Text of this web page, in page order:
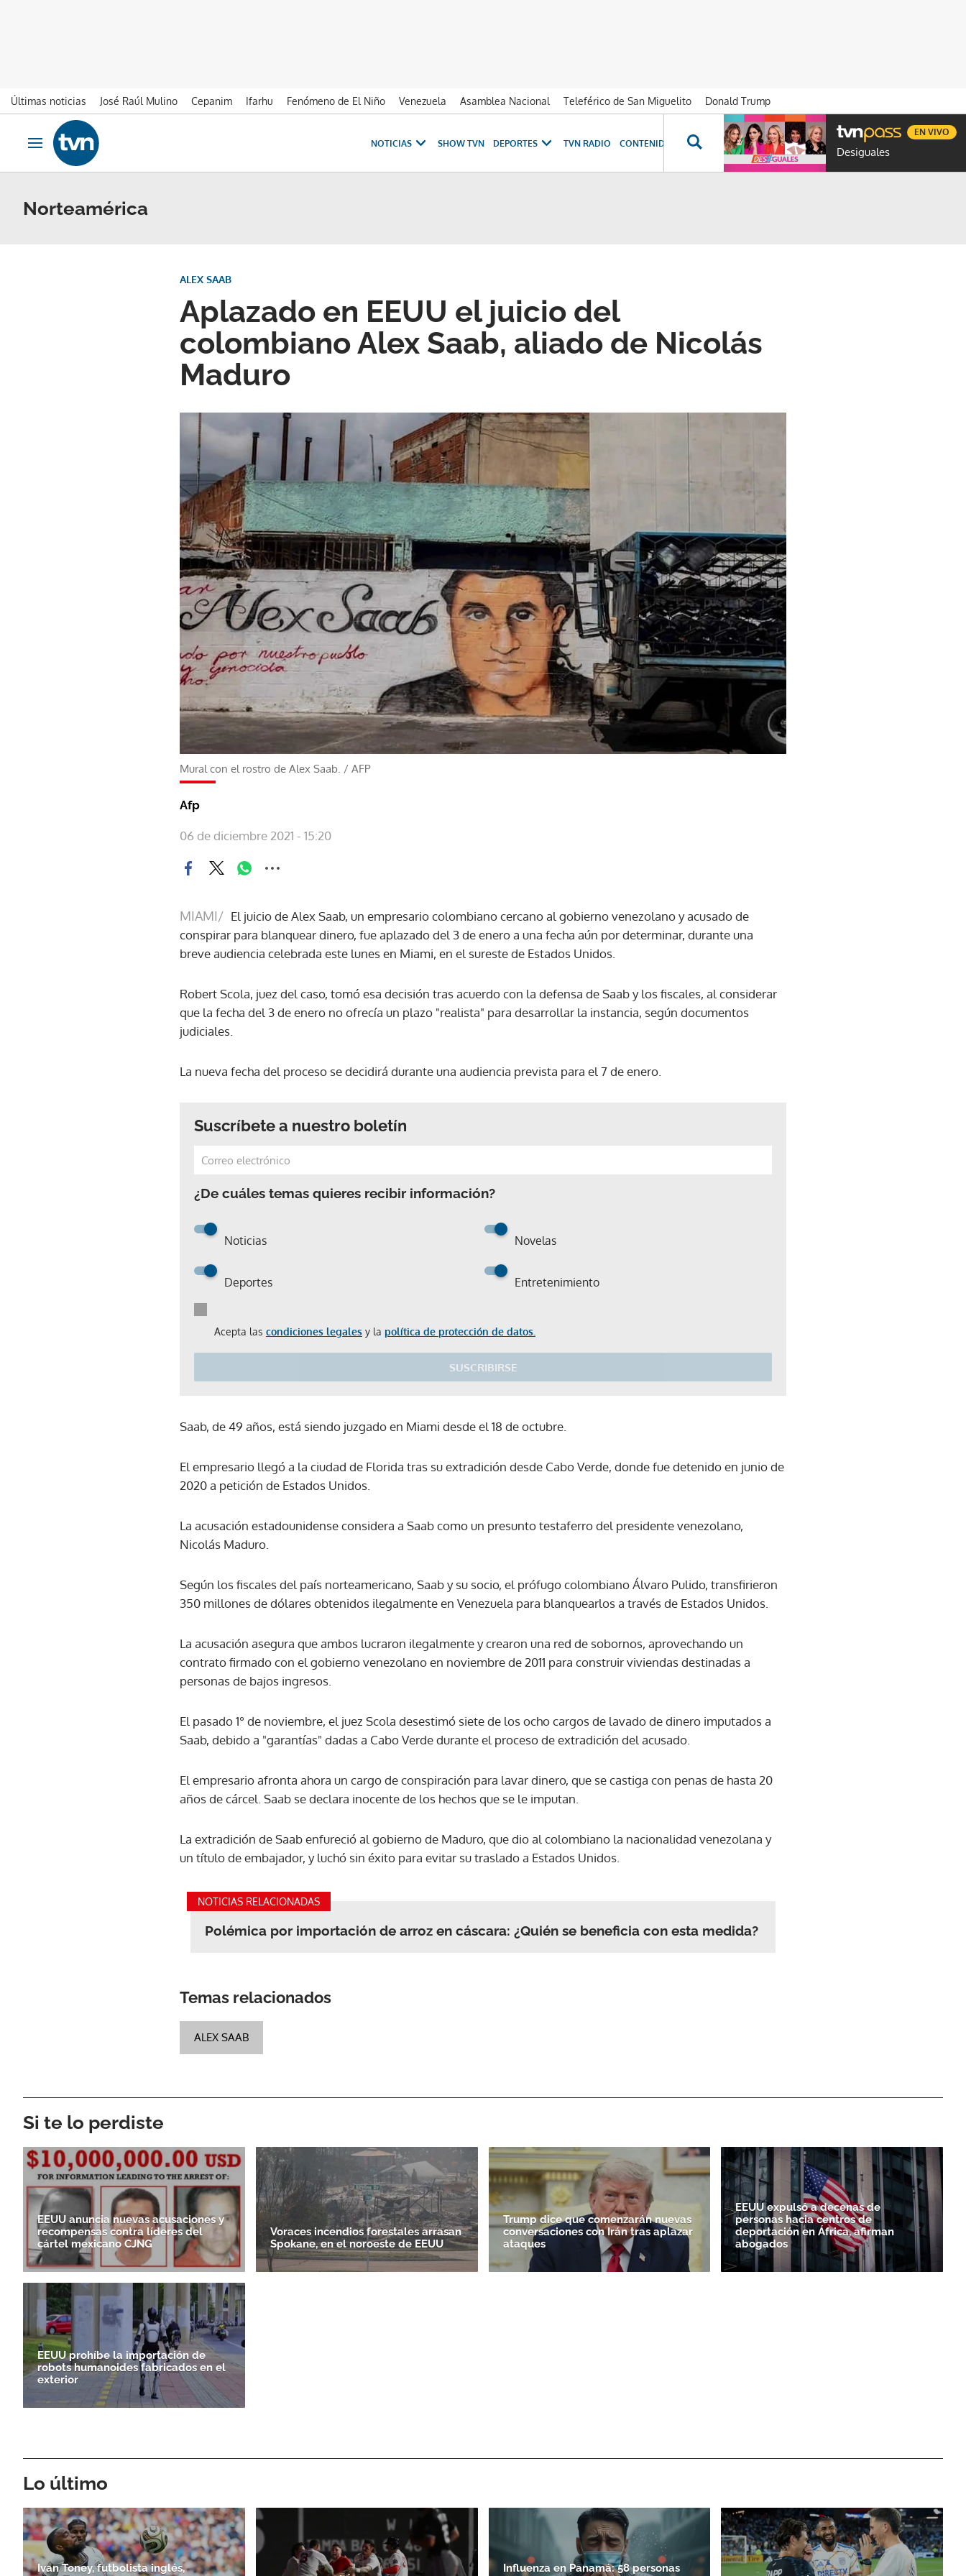
Últimas noticias José Raúl Mulino Cepanim Ifarhu Fenómeno de El Niño Venezuela Asamblea Nacional Teleférico de San Miguelito
Donald Trump
Ir al contenido
Obrir navegació
NOTICIAS SHOW TVN DEPORTES TVN RADIO CONTENIDOS ESPECIALES NOVELAS PROGRAMAS GENTE TVN
Desiguales
EN VIVO
Norteamérica
Aplazado en EEUU el juicio del
colombiano Alex Saab, aliado de Nicolás
Maduro
ALEX SAAB
Mural con el rostro de Alex Saab. / AFP
Afp
06 de diciembre 2021 - 15:20
MIAMI/ El juicio de Alex Saab, un empresario colombiano cercano al gobierno venezolano y acusado de
conspirar para blanquear dinero, fue aplazado del 3 de enero a una fecha aún por determinar, durante una
breve audiencia celebrada este lunes en Miami, en el sureste de Estados Unidos.
Robert Scola, juez del caso, tomó esa decisión tras acuerdo con la defensa de Saab y los fiscales, al considerar
que la fecha del 3 de enero no ofrecía un plazo "realista" para desarrollar la instancia, según documentos
judiciales.
La nueva fecha del proceso se decidirá durante una audiencia prevista para el 7 de enero.
Suscríbete a nuestro boletín
¿De cuáles temas quieres recibir información?
Noticias Novelas
Deportes Entretenimiento
Acepta las condiciones legales y la política de protección de datos.
SUSCRIBIRSE
Gracias por suscribirte a nuestro boletín.
ACEPTAR
Saab, de 49 años, está siendo juzgado en Miami desde el 18 de octubre.
El empresario llegó a la ciudad de Florida tras su extradición desde Cabo Verde, donde fue detenido en junio de
2020 a petición de Estados Unidos.
La acusación estadounidense considera a Saab como un presunto testaferro del presidente venezolano,
Nicolás Maduro.
Según los fiscales del país norteamericano, Saab y su socio, el prófugo colombiano Álvaro Pulido, transfirieron
350 millones de dólares obtenidos ilegalmente en Venezuela para blanquearlos a través de Estados Unidos.
La acusación asegura que ambos lucraron ilegalmente y crearon una red de sobornos, aprovechando un
contrato firmado con el gobierno venezolano en noviembre de 2011 para construir viviendas destinadas a
personas de bajos ingresos.
El pasado 1° de noviembre, el juez Scola desestimó siete de los ocho cargos de lavado de dinero imputados a
Saab, debido a "garantías" dadas a Cabo Verde durante el proceso de extradición del acusado.
El empresario afronta ahora un cargo de conspiración para lavar dinero, que se castiga con penas de hasta 20
años de cárcel. Saab se declara inocente de los hechos que se le imputan.
La extradición de Saab enfureció al gobierno de Maduro, que dio al colombiano la nacionalidad venezolana y
un título de embajador, y luchó sin éxito para evitar su traslado a Estados Unidos.
NOTICIAS RELACIONADAS
Polémica por importación de arroz en cáscara: ¿Quién se beneficia con esta medida?
Temas relacionados
ALEX SAAB
Si te lo perdiste
EEUU anuncia nuevas acusaciones y
recompensas contra líderes del
cártel mexicano CJNG
Voraces incendios forestales arrasan
Spokane, en el noroeste de EEUU
Trump dice que comenzarán nuevas
conversaciones con Irán tras aplazar
ataques
EEUU expulsó a decenas de
personas hacia centros de
deportación en África, afirman
abogados
EEUU prohíbe la importación de
robots humanoides fabricados en el
exterior
Lo último
Ivan Toney, futbolista inglés,
Influenza en Panamá: 58 personas